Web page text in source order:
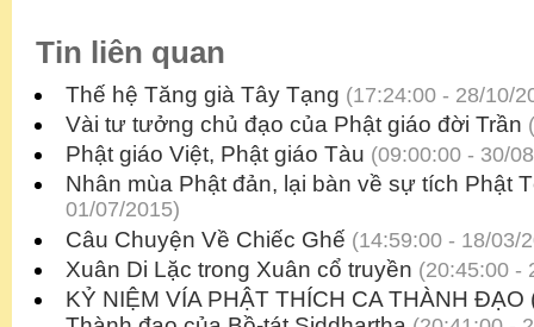
Tin liên quan
Thế hệ Tăng già Tây Tạng (17:24:00 - 28/10/
Vài tư tưởng chủ đạo của Phật giáo đời Trần
Phật giáo Việt, Phật giáo Tàu (09:00:00 - 30/
Nhân mùa Phật đản, lại bàn về sự tích Phật
01/07/2015)
Câu Chuyện Về Chiếc Ghế (14:59:00 - 18/03/
Xuân Di Lặc trong Xuân cổ truyền (20:45:00 -
KỶ NIỆM VÍA PHẬT THÍCH CA THÀNH ĐẠO